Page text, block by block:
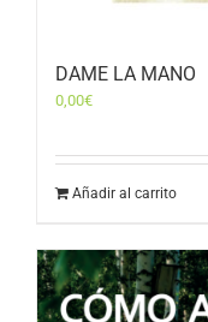
DAME LA MANO
0,00€
Añadir al carrito